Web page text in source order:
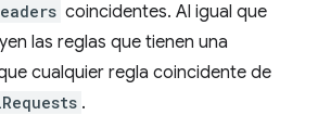
coincidentes. Al igual que
las reglas que tienen una
cualquier regla coincidente de
.